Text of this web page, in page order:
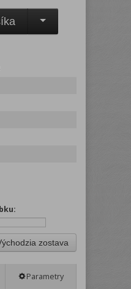
zostava
Parametry